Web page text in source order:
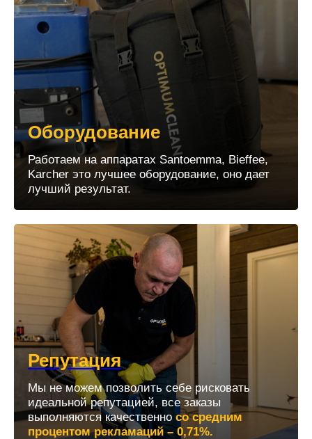
Оборудование
Работаем на аппаратах Santoemma, Bieffee,
Karcher это лучшее оборудование, оно дает
лучший результат.
Репутация
Мы не можем позволить себе рисковать
идеальной репутацией, все заказы
выполняются качественно со средним
процентом рекламаций – 0,71%.